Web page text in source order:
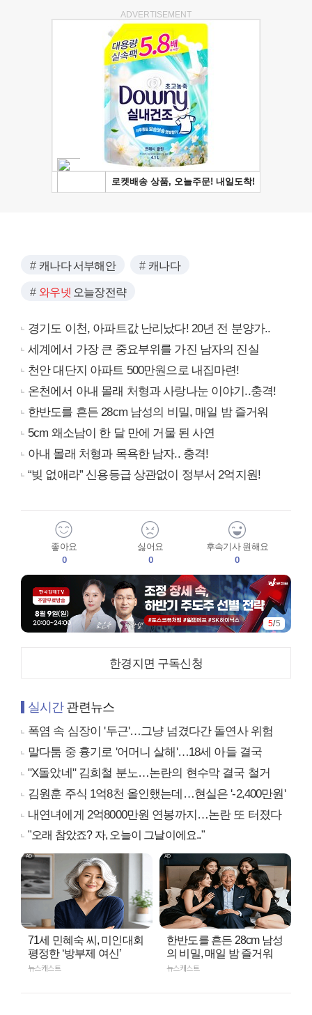
ADVERTISEMENT
캐나다 서부해안 캐나다
와우넷 오늘장전략
경기도 이천, 아파트값 난리났다! 20년 전 분양가..
세계에서 가장 큰 중요부위를 가진 남자의 진실
천안 대단지 아파트 500만원으로 내집마련!
온천에서 아내 몰래 처형과 사랑나눈 이야기..충격!
한반도를 흔든 28cm 남성의 비밀, 매일 밤 즐거워
5cm 왜소남이 한 달 만에 거물 된 사연
아내 몰래 처형과 목욕한 남자.. 충격!
“빚 없애라” 신용등급 상관없이 정부서 2억지원!
좋아요
0
싫어요
0
후속기사 원해요
0
5/5
한경지면 구독신청
실시간관련뉴스
폭염 속 심장이 '두근'…그냥 넘겼다간 돌연사 위험
말다툼 중 흉기로 '어머니 살해'…18세 아들 결국
"X돌았네" 김희철 분노…논란의 현수막 결국 철거
김원훈 주식 1억8천 올인했는데…현실은 '-2,400만원'
내연녀에게 2억8000만원 연봉까지…논란 또 터졌다
"오래 참았죠? 자, 오늘이 그날이에요.."
71세 민혜숙 씨, 미인대회
평정한 ‘방부제 여신’
뉴스캐스트
한반도를 흔든 28cm 남성
의 비밀, 매일 밤 즐거워
뉴스캐스트